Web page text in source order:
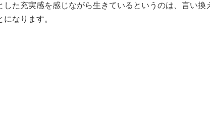
た充実感を感じながら生きているというのは、言い
なります。